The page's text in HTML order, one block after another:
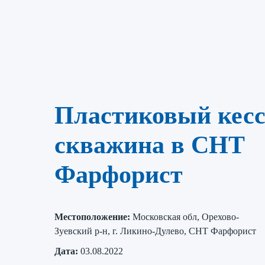
Пластиковый
скважина в СНТ
Фарфорист
Местоположение: Московская обл, Орехово-
Зуевский р-н, г. Ликино-Дулево, СНТ Фарфорист
Дата: 03.08.2022